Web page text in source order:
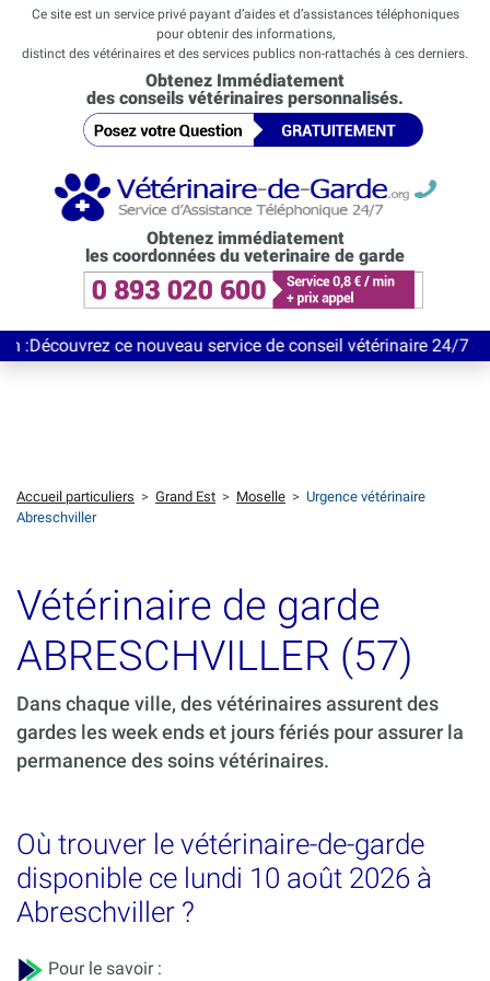
Ce site est un service privé payant d’aides et d’assistances téléphoniques
pour obtenir des informations,
distinct des vétérinaires et des services publics non-rattachés à ces derniers.
Obtenez Immédiatement
des conseils vétérinaires personnalisés.
Obtenez immédiatement
les coordonnées du veterinaire de garde
ce nouveau service de conseil vétérinaire 24/7
Accueil particuliers > Grand Est > Moselle > Urgence vétérinaire
Abreschviller
Vétérinaire de garde
ABRESCHVILLER (57)
Dans chaque ville, des vétérinaires assurent des
gardes les week ends et jours fériés pour assurer la
permanence des soins vétérinaires.
Où trouver le vétérinaire-de-garde
disponible ce lundi 10 août 2026 à
Abreschviller ?
Pour le savoir :